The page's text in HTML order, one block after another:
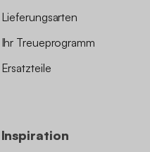
Lieferungsarten
Ihr Treueprogramm
Ersatzteile
Inspiration